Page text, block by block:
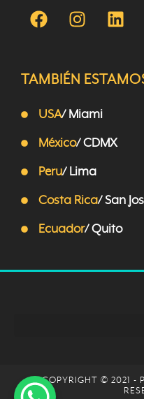
TAMBIÉN
USA/ Miami
México/ CDMX
Peru/ Lima
Costa Rica/ San
Ecuador/ Quito
COPYRIGHT © 2021 -